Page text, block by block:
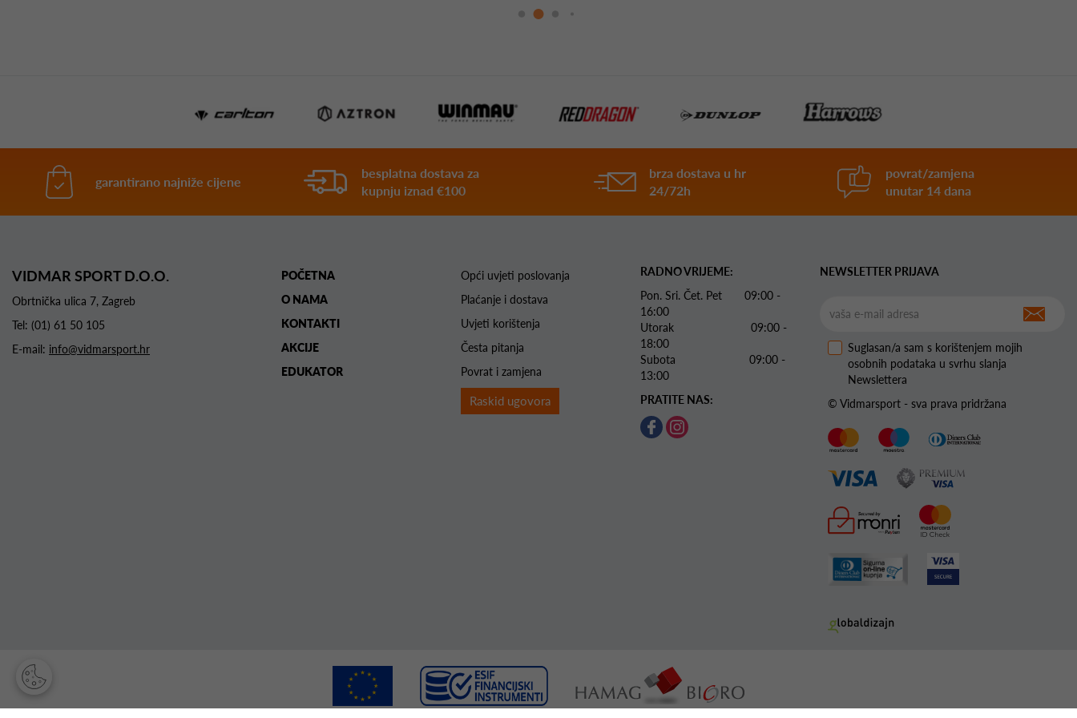
garantirano najniže cijene
besplatna dostava za
kupnju iznad €100
brza dostava u hr
24/72h
povrat/zamjena
unutar 14 dana
VIDMAR SPORT D.O.O.
Obrtnička ulica 7, Zagreb
Tel: (01) 61 50 105
E-mail: info@vidmarsport.hr
POČETNA
O NAMA
KONTAKTI
AKCIJE
EDUKATOR
Opći uvjeti poslovanja
Plaćanje i dostava
Uvjeti korištenja
Česta pitanja
Povrat i zamjena
Raskid ugovora
RADNO VRIJEME:
Pon. Sri. Čet. Pet 09:00 -
16:00
Utorak 09:00 -
18:00
Subota 09:00 -
13:00
PRATITE NAS:
NEWSLETTER PRIJAVA
Suglasan/a sam s korištenjem mojih
osobnih podataka u svrhu slanja
Newslettera
© Vidmarsport - sva prava pridržana